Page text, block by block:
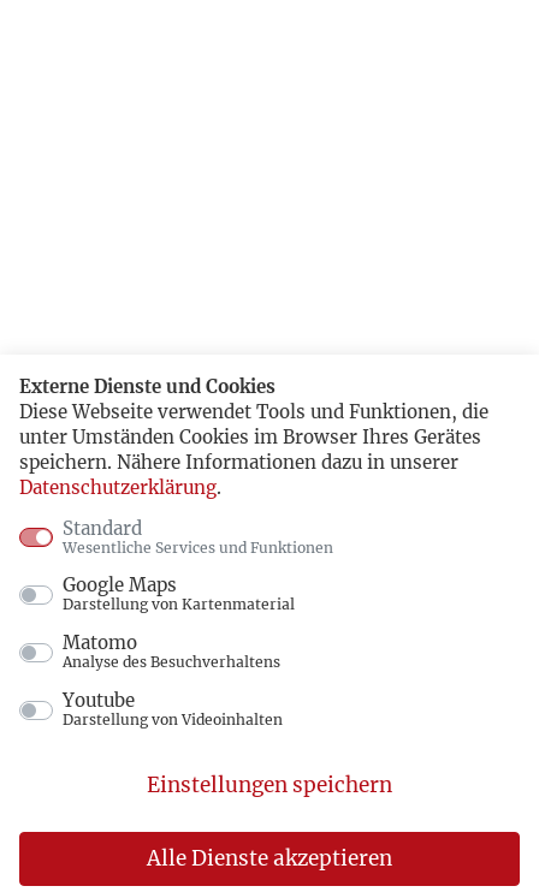
Externe Dienste und Cookies
Diese Webseite verwendet Tools und Funktionen, die
unter Umständen Cookies im Browser Ihres Gerätes
speichern. Nähere Informationen dazu in unserer
Datenschutzerklärung.
Standard
Wesentliche Services und Funktionen
Google Maps
Darstellung von Kartenmaterial
Matomo
Analyse des Besuchverhaltens
Youtube
Darstellung von Videoinhalten
Alle Dienste akzeptieren
Einstellungen speichern